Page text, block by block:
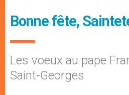
Bonne fête,
Les voeux au pape
Saint-Georges